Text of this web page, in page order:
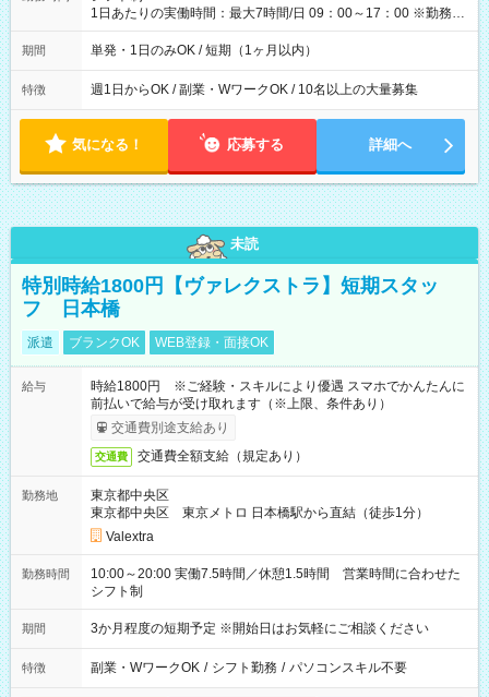
1日あたりの実働時間：最大7時間/日 09：00～17：00 ※勤務時
間は 試験により異なります。
期間 単発・1日のみOK / 短期（1ヶ月以内）
特徴 週1日からOK / 副業・WワークOK / 10名以上の大量募集
気になる！ 応募する 詳細へ
未読
特別時給1800円【ヴァレクストラ】短期スタッ
フ 日本橋
派遣 ブランクOK WEB登録・面接OK
給与
時給1800円 ※ご経験・スキルにより優遇 スマホでかんたんに
前払いで給与が受け取れます（※上限、条件あり）
交通費別途支給あり
交通費 交通費全額支給（規定あり）
勤務地
東京都中央区
東京都中央区 東京メトロ 日本橋駅から直結（徒歩1分）
Valextra
勤務時間
10:00～20:00 実働7.5時間／休憩1.5時間 営業時間に合わせた
シフト制
期間 3か月程度の短期予定 ※開始日はお気軽にご相談ください
特徴 副業・WワークOK / シフト勤務 / パソコンスキル不要